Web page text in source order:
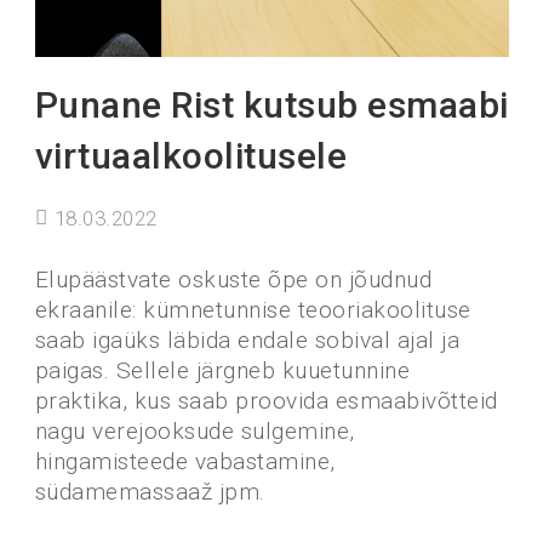
Punane Rist kutsub esmaabi
virtuaalkoolitusele
18.03.2022
Elupäästvate oskuste õpe on jõudnud
ekraanile: kümnetunnise teooriakoolituse
saab igaüks läbida endale sobival ajal ja
paigas. Sellele järgneb kuuetunnine
praktika, kus saab proovida esmaabivõtteid
nagu verejooksude sulgemine,
hingamisteede vabastamine,
südamemassaaž jpm.